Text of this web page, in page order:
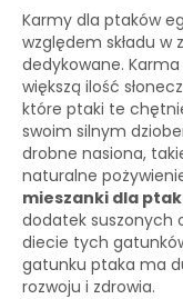
Karmy dla ptaków
względem składu
dedykowane. Karma
większą ilość
które ptaki te
swoim silnym
drobne nasiona,
naturalne
mieszanki dla
dodatek suszonych
diecie tych
gatunku ptaka ma
rozwoju i zdrowia.